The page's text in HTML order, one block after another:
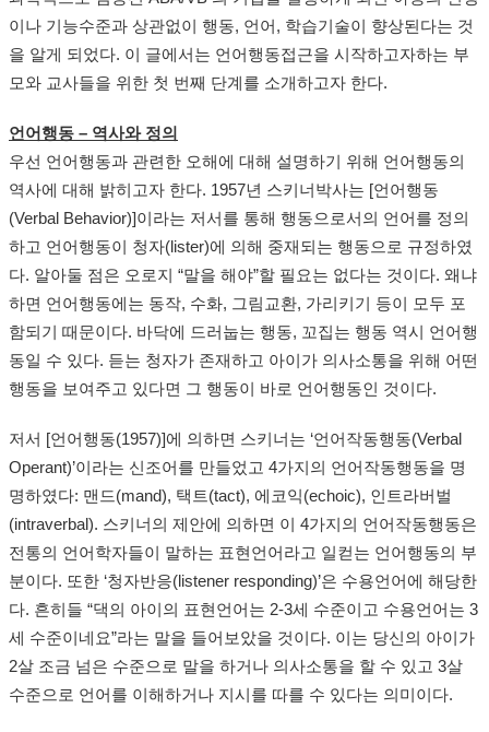
이나 기능수준과 상관없이 행동, 언어, 학습기술이 향상된다는 것
을 알게 되었다. 이 글에서는 언어행동접근을 시작하고자하는 부
모와 교사들을 위한 첫 번째 단계를 소개하고자 한다.
언어행동 – 역사와 정의
우선 언어행동과 관련한 오해에 대해 설명하기 위해 언어행동의
역사에 대해 밝히고자 한다. 1957년 스키너박사는 [언어행동
(Verbal Behavior)]이라는 저서를 통해 행동으로서의 언어를 정의
하고 언어행동이 청자(lister)에 의해 중재되는 행동으로 규정하였
다. 알아둘 점은 오로지 “말을 해야”할 필요는 없다는 것이다. 왜냐
하면 언어행동에는 동작, 수화, 그림교환, 가리키기 등이 모두 포
함되기 때문이다. 바닥에 드러눕는 행동, 꼬집는 행동 역시 언어행
동일 수 있다. 듣는 청자가 존재하고 아이가 의사소통을 위해 어떤
행동을 보여주고 있다면 그 행동이 바로 언어행동인 것이다.
저서 [언어행동(1957)]에 의하면 스키너는 ‘언어작동행동(Verbal
Operant)’이라는 신조어를 만들었고 4가지의 언어작동행동을 명
명하였다: 맨드(mand), 택트(tact), 에코익(echoic), 인트라버벌
(intraverbal). 스키너의 제안에 의하면 이 4가지의 언어작동행동은
전통의 언어학자들이 말하는 표현언어라고 일컫는 언어행동의 부
분이다. 또한 ‘청자반응(listener responding)’은 수용언어에 해당한
다. 흔히들 “댁의 아이의 표현언어는 2-3세 수준이고 수용언어는 3
세 수준이네요”라는 말을 들어보았을 것이다. 이는 당신의 아이가
2살 조금 넘은 수준으로 말을 하거나 의사소통을 할 수 있고 3살
수준으로 언어를 이해하거나 지시를 따를 수 있다는 의미이다.